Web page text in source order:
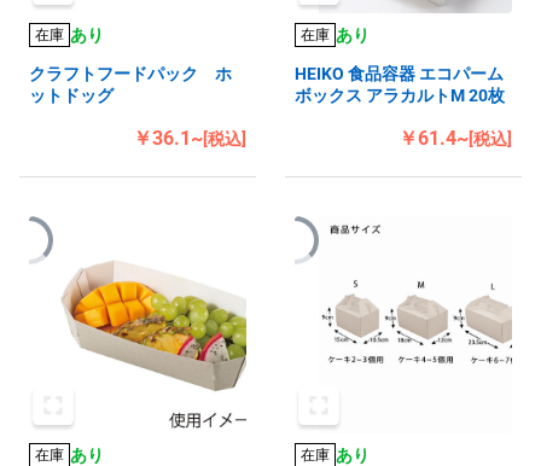
在庫 あり
クラフトフードパック ホ
ットドッグ
￥36.1~[税込]
在庫 あり
HEIKO 食品容器 エコパーム
ボックス アラカルトM 20枚
￥61.4~[税込]
在庫 あり
在庫 あり